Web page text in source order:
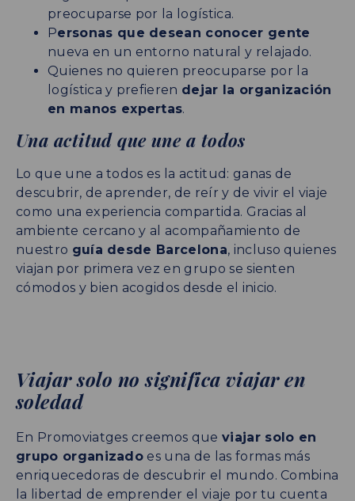
preocuparse por la logística.
Personas que desean conocer gente
nueva en un entorno natural y relajado.
Quienes no quieren preocuparse por la
logística y prefieren dejar la organización
en manos expertas.
Una actitud que une a todos
Lo que une a todos es la actitud: ganas de
descubrir, de aprender, de reír y de vivir el viaje
como una experiencia compartida. Gracias al
ambiente cercano y al acompañamiento de
nuestro guía desde Barcelona, incluso quienes
viajan por primera vez en grupo se sienten
cómodos y bien acogidos desde el inicio.
Viajar solo no significa viajar en
soledad
En Promoviatges creemos que viajar solo en
grupo organizado es una de las formas más
enriquecedoras de descubrir el mundo. Combina
la libertad de emprender el viaje por tu cuenta